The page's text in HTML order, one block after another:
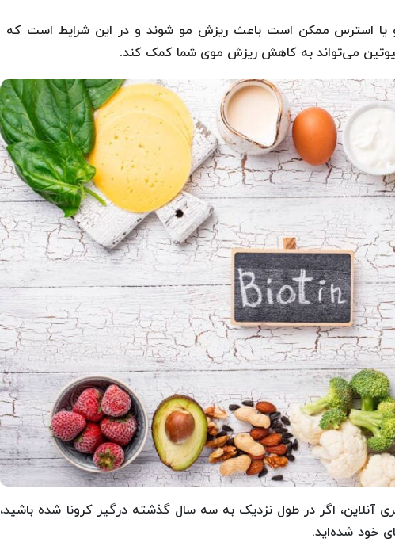
یا استرس ممکن است باعث ریزش مو شوند و در این شرایط است که
می‌تواند به کاهش ریزش موی شما کمک کند.
اگر در طول نزدیک به سه سال گذشته درگیر کرونا شده باشید،
خود شده‌اید.